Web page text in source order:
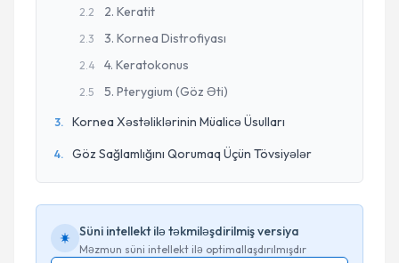
2.2 2. Keratit
2.3 3. Kornea Distrofiyası
2.4 4. Keratokonus
2.5 5. Pterygium (Göz Əti)
3. Kornea Xəstəliklərinin Müalicə Üsulları
4. Göz Sağlamlığını Qorumaq Üçün Tövsiyələr
Süni intellekt ilə təkmiləşdirilmiş versiya
Məzmun süni intellekt ilə optimallaşdırılmışdır